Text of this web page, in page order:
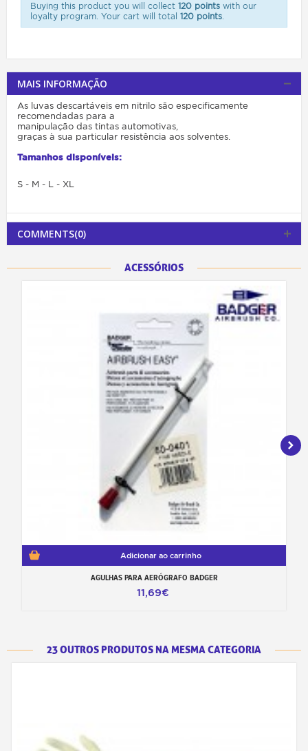
Buying this product you will collect 120 pointswith our
loyalty program. Your cart will total 120 points.
MAIS INFORMAÇÃO
As luvas descartáveis em nitrilo são especificamente
recomendadas para a
manipulação das tintas automotivas,
graças à sua particular resistência aos solventes.
Tamanhos disponíveis:
S - M - L - XL
COMMENTS(0)
ACESSÓRIOS
Adicionar ao carrinho
AGULHAS PARA AERÓGRAFO BADGER
11,69€
23 OUTROS PRODUTOS NA MESMA CATEGORIA